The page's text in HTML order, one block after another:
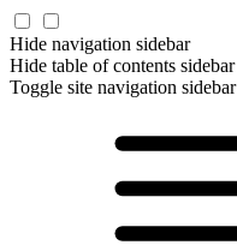
Hide navigation sidebar
Hide table of contents sidebar
Toggle site navigation sidebar